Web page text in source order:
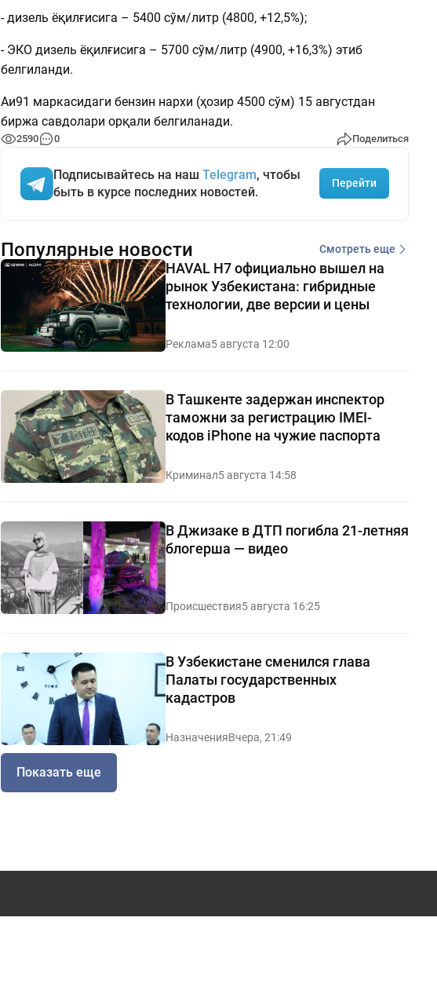
- дизель ёқилғисига – 5400 сўм/литр (4800, +12,5%);
- ЭКО дизель ёқилғисига – 5700 сўм/литр (4900, +16,3%) этиб
белгиланди.
Аи91 маркасидаги бензин нархи (ҳозир 4500 сўм) 15 августдан
биржа савдолари орқали белгиланади.
2590 0 Поделиться
Подписывайтесь на наш Telegram, чтобы
быть в курсе последних новостей.
Перейти
Популярные новости Смотреть еще
HAVAL H7 официально вышел на
рынок Узбекистана: гибридные
технологии, две версии и цены
Реклама5 августа 12:00
В Ташкенте задержан инспектор
таможни за регистрацию IMEI-
кодов iPhone на чужие паспорта
Криминал5 августа 14:58
В Джизаке в ДТП погибла 21-летняя
блогерша — видео
Происшествия5 августа 16:25
В Узбекистане сменился глава
Палаты государственных
кадастров
НазначенияВчера, 21:49
Показать еще